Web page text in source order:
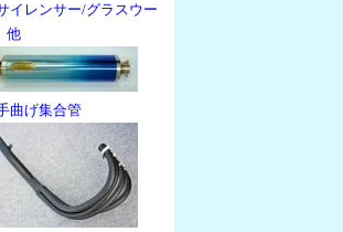
イレンサー/グラスウー
曲げ集合管